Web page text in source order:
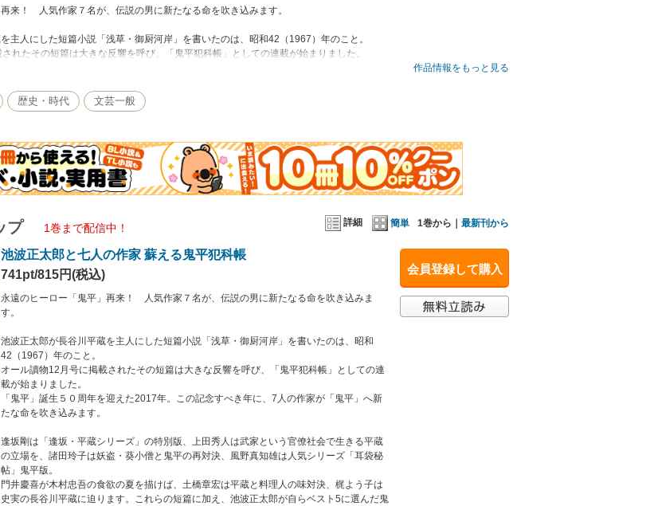
来！ 人気作家７名が、伝説の男に新たなる命を吹き込みます。
主人にした短篇小説「浅草・御厨河岸」を書いたのは、昭和42（1967）年のこと。
れたその短篇は大きな反響を呼び、「鬼平犯科帳」としての連載が始まりました。
ーズ」の特別版、上田秀人は武家という官僚社会で生きる平蔵の立場を、諸田玲子は妖盗・葵小僧と鬼平の再対決、
「耳袋秘帖」鬼平版。
5に選んだ鬼平作品の中から「瓶割り小僧」を特別収録。
ット画を使用した、豪華な競作短編集をお楽しみください。
作品情報をもっと見る
歴史・時代 文芸一般
詳細 簡単 1巻から｜ 最新刊から
プ 1巻まで配信中！
会員登録して購入
池波正太郎と七人の作家 蘇える鬼平犯科帳
741pt/815円(税込)
永遠のヒーロー「鬼平」再来！ 人気作家７名が、伝説の男に新たなる命を吹き込みま
す。
池波正太郎が長谷川平蔵を主人にした短篇小説「浅草・御厨河岸」を書いたのは、昭和
42（1967）年のこと。
オール讀物12月号に掲載されたその短篇は大きな反響を呼び、「鬼平犯科帳」としての連
載が始まりました。
「鬼平」誕生５０周年を迎えた2017年。この記念すべき年に、7人の作家が「鬼平」へ新
たな命を吹き込みます。
逢坂剛は「逢坂・平蔵シリーズ」の特別版、上田秀人は武家という官僚社会で生きる平蔵
の立場を、諸田玲子は妖盗・葵小僧と鬼平の再対決、風野真知雄は人気シリーズ「耳袋秘
帖」鬼平版。
門井慶喜が木村忠吾の食欲の夏を描けば、土橋章宏は平蔵と料理人の味対決、梶よう子は
史実の長谷川平蔵に迫ります。これらの短篇に加え、池波正太郎が自らベスト5に選んだ鬼